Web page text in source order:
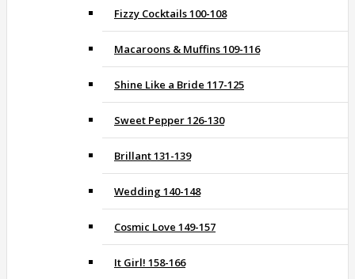
Fizzy Cocktails 100-108
Macaroons & Muffins 109-116
Shine Like a Bride 117-125
Sweet Pepper 126-130
Brillant 131-139
Wedding 140-148
Cosmic Love 149-157
It Girl! 158-166